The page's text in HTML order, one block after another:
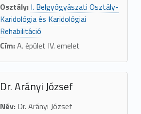
Osztály: I. Belgyógyászati Osztály-
Karidológia és Karidológiai
Rehabilitáció
Cím:A. épület IV. emelet
Dr. Arányi József
Név:Dr. Arányi József